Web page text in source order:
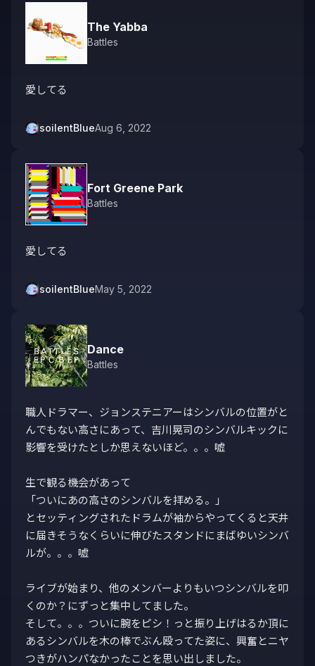
The Yabba
Battles
愛してる
soilentBlueAug 6, 2022
Fort Greene Park
Battles
愛してる
soilentBlueMay 5, 2022
Dance
Battles
職人ドラマー、ジョンステニアーはシンバルの位置がと
んでもない高さにあって、吉川晃司のシンバルキックに
影響を受けたとしか思えないほど。。。嘘
生で観る機会があって
「ついにあの高さのシンバルを拝める。」
とセッティングされたドラムが袖からやってくると天井
に届きそうなくらいに伸びたスタンドにまばゆいシンバ
ルが。。。嘘
ライブが始まり、他のメンバーよりもいつシンバルを叩
くのか？にずっと集中してました。
そして。。。ついに腕をピシ！っと振り上げはるか頂に
あるシンバルを木の棒でぶん殴ってた姿に、興奮とニヤ
つきがハンパなかったことを思い出しました。